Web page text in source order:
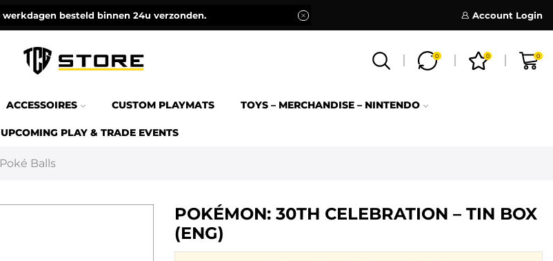
werkdagen besteld binnen 24u verzonden. Account Login
0 0 0
ACCESSOIRES CUSTOM PLAYMATS TOYS – MERCHANDISE – NINTENDO
UPCOMING PLAY & TRADE EVENTS
Balls
POKÉMON: 30TH CELEBRATION – TIN BOX
(ENG)